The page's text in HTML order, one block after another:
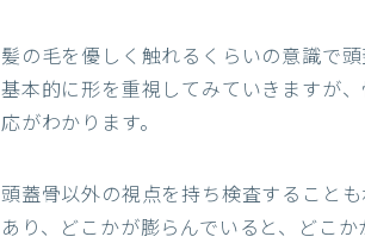
髪の毛を優しく触れるくらいの意識で
基本的に形を重視してみていきますが
応がわかります。
頭蓋骨以外の視点を持ち検査すること
あり、どこかが膨らんでいると、どこ